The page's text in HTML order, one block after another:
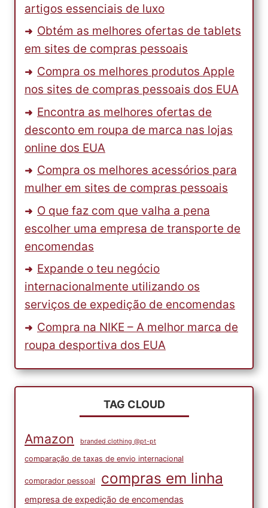
artigos essenciais de luxo
Obtém as melhores ofertas de tablets
em sites de compras pessoais
Compra os melhores produtos Apple
nos sites de compras pessoais dos EUA
Encontra as melhores ofertas de
desconto em roupa de marca nas lojas
online dos EUA
Compra os melhores acessórios para
mulher em sites de compras pessoais
O que faz com que valha a pena
escolher uma empresa de transporte de
encomendas
Expande o teu negócio
internacionalmente utilizando os
serviços de expedição de encomendas
Compra na NIKE – A melhor marca de
roupa desportiva dos EUA
TAG CLOUD
Amazon branded clothing @pt-pt
comparação de taxas de envio internacional
comprador pessoal compras em linha
empresa de expedição de encomendas